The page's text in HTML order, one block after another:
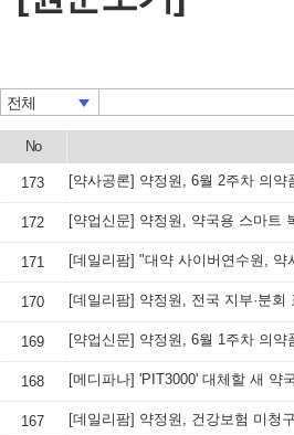
전체
No
173 [약사공론] 약정원, 6월 2주차 의
172 [약업신문] 약정원, 약국용 스마트
171 [데일리팜] "대약 사이버연수원,
170 [데일리팜] 약정원, 전국 지부·분
169 [약업신문] 약정원, 6월 1주차 의약
168 [메디파나] 'PIT3000' 대체할 새 약
167 [데일리팜] 약정원, 건강보험 미청